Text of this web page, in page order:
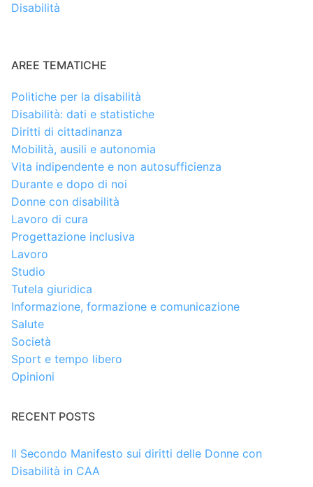
Disabilità
AREE TEMATICHE
Politiche per la disabilità
Disabilità: dati e statistiche
Diritti di cittadinanza
Mobilità, ausili e autonomia
Vita indipendente e non autosufficienza
Durante e dopo di noi
Donne con disabilità
Lavoro di cura
Progettazione inclusiva
Lavoro
Studio
Tutela giuridica
Informazione, formazione e comunicazione
Salute
Società
Sport e tempo libero
Opinioni
RECENT POSTS
Il Secondo Manifesto sui diritti delle Donne con
Disabilità in CAA